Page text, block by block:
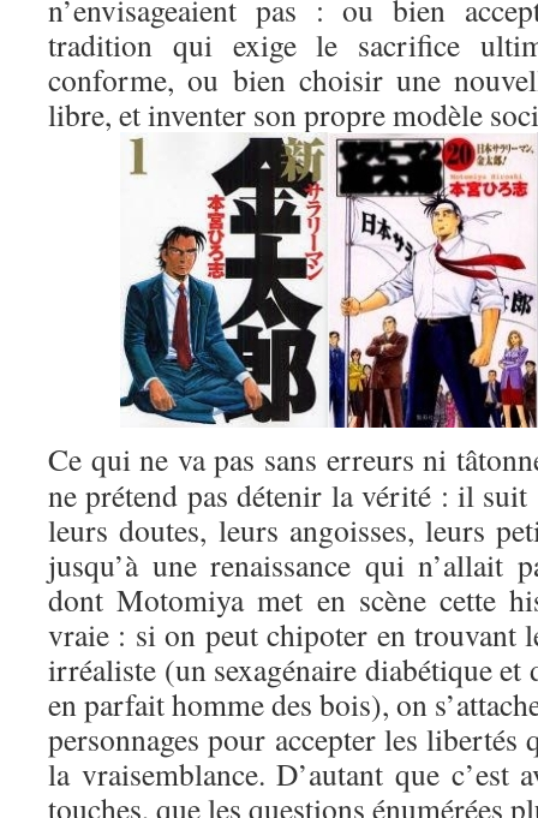
n’envisageaient pas : ou bien
tradition qui exige le sacrifice
conforme, ou bien choisir une
libre, et inventer son propre modèle
Ce qui ne va pas sans erreurs ni
ne prétend pas détenir la vérité : il suit
leurs doutes, leurs angoisses, leurs
jusqu’à une renaissance qui n’allait
dont Motomiya met en scène cette
vraie : si on peut chipoter en trouvant
irréaliste (un sexagénaire diabétique et
en parfait homme des bois), on
personnages pour accepter les libertés
la vraisemblance. D’autant que c’est
touches, que les questions énumérées